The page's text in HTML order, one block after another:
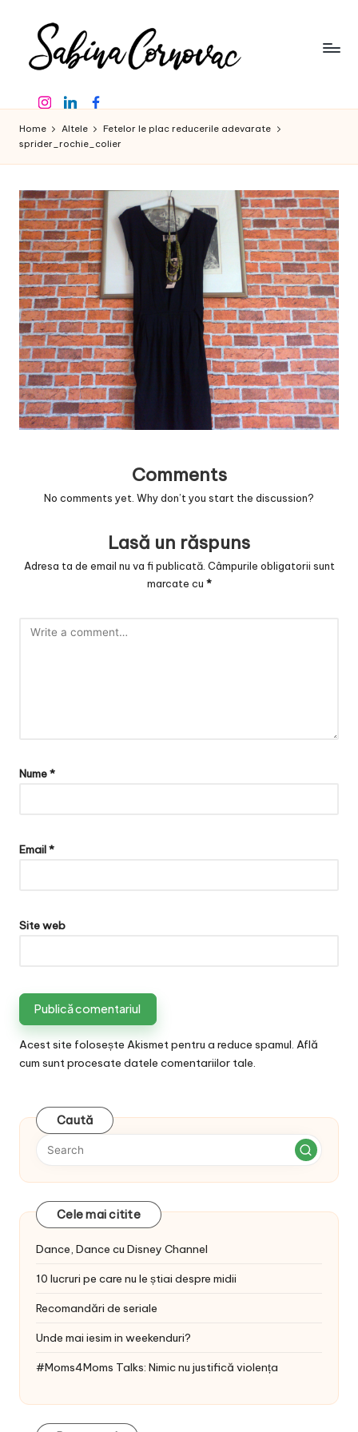
content
a
b
in
a
C
o
r
n
o
v
a
c
creator
de
conținut
de
ani
-
InstagramLinkedinFacebook
Home Altele
Fetelor le plac reducerile adevarate
sprider_rochie_colier
Comments
No comments yet. Why don’t you start the discussion?
Lasă un răspuns
Adresa ta de email nu va fi publicată. Câmpurile obligatorii sunt
marcate cu *
Nume*
Email*
Site web
Acest site folosește Akismet pentru a reduce spamul. Află
cum sunt procesate datele comentariilor tale.
Caută
Cele mai citite
Dance, Dance cu Disney Channel
10 lucruri pe care nu le știai despre midii
Recomandări de seriale
Unde mai iesim in weekenduri?
#Moms4Moms Talks: Nimic nu justifică violența